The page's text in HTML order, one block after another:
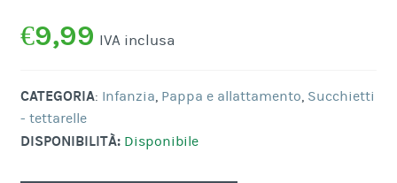
€9,99 IVA inclusa
CATEGORIA: Infanzia, Pappa e allattamento, Succhietti
- tettarelle
DISPONIBILITÀ: Disponibile